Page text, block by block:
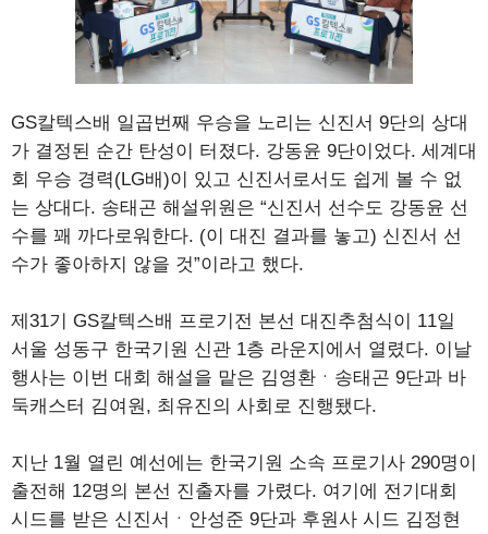
GS칼텍스배 일곱번째 우승을 노리는 신진서 9단의 상대
가 결정된 순간 탄성이 터졌다. 강동윤 9단이었다. 세계대
회 우승 경력(LG배)이 있고 신진서로서도 쉽게 볼 수 없
는 상대다. 송태곤 해설위원은 “신진서 선수도 강동윤 선
수를 꽤 까다로워한다. (이 대진 결과를 놓고) 신진서 선
수가 좋아하지 않을 것”이라고 했다.
제31기 GS칼텍스배 프로기전 본선 대진추첨식이 11일
서울 성동구 한국기원 신관 1층 라운지에서 열렸다. 이날
행사는 이번 대회 해설을 맡은 김영환ㆍ송태곤 9단과 바
둑캐스터 김여원, 최유진의 사회로 진행됐다.
지난 1월 열린 예선에는 한국기원 소속 프로기사 290명이
출전해 12명의 본선 진출자를 가렸다. 여기에 전기대회
시드를 받은 신진서ㆍ안성준 9단과 후원사 시드 김정현